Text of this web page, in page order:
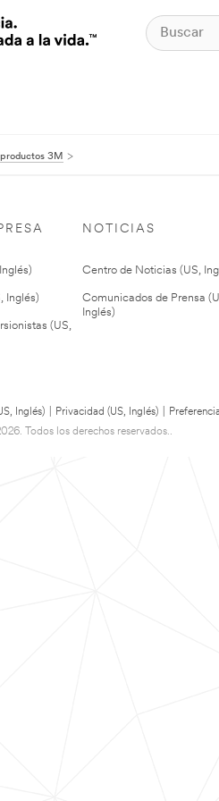
productos 3M
Inglés)
(US,
NOTICIAS
Centro de Noticias (US,
Comunicados de Prensa
Inglés)
Inglés) Privacidad (US, Inglés)
Todos los derechos reservados..